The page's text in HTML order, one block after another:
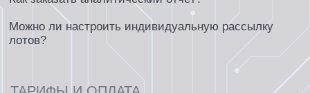
Мы ценим ваше мнение и всегда открыты для
предложений по улучшению нашей
платформы. Используйте форму ниже, чтобы
отправить нам свои идеи, замечания или
вопросы.